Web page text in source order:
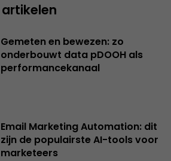
Gemeten en bewezen: zo
onderbouwt data pDOOH als
performancekanaal
Email Marketing Automation: dit
zijn de populairste AI-tools voor
marketeers